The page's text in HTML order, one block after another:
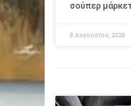
σούπερ
8 Αυγούστου, 2026